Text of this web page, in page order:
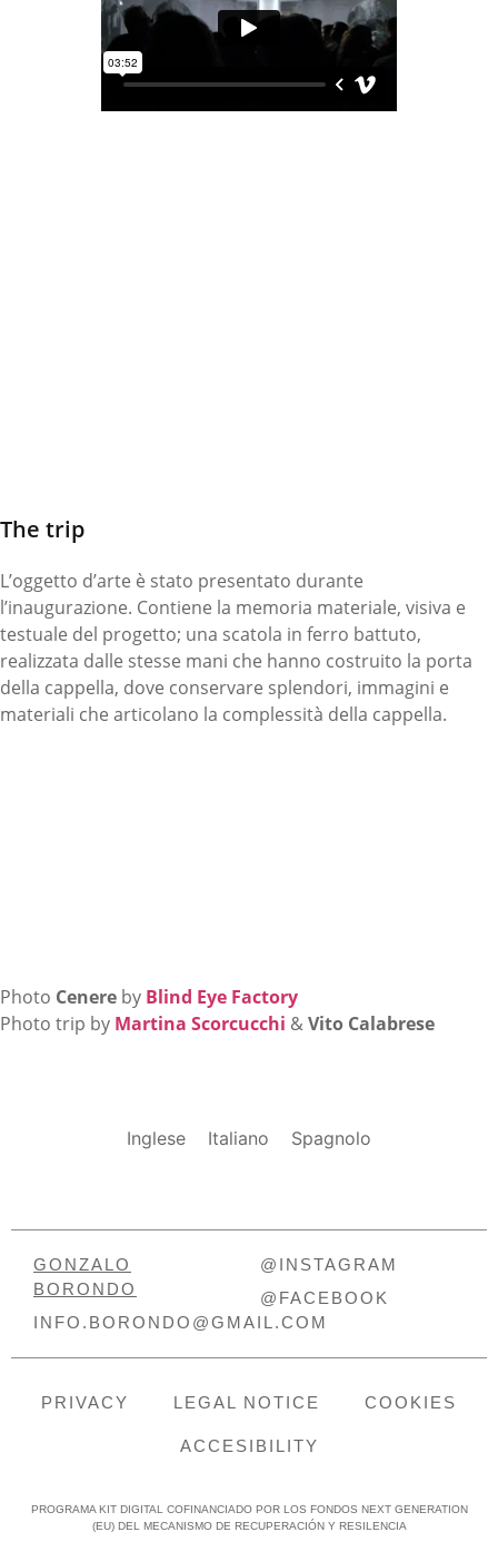
The trip
L’oggetto d’arte è stato presentato durante
l’inaugurazione. Contiene la memoria materiale, visiva e
testuale del progetto; una scatola in ferro battuto,
realizzata dalle stesse mani che hanno costruito la porta
della cappella, dove conservare splendori, immagini e
materiali che articolano la complessità della cappella.
Photo Cenere by Blind Eye Factory
Photo trip by Martina Scorcucchi &Vito Calabrese
Inglese Italiano Spagnolo
GONZALO
BORONDO
INFO.BORONDO@GMAIL.COM
@INSTAGRAM
@FACEBOOK
PRIVACY LEGAL NOTICE COOKIES
ACCESIBILITY
PROGRAMA KIT DIGITAL COFINANCIADO POR LOS FONDOS NEXT GENERATION
(EU) DEL MECANISMO DE RECUPERACIÓN Y RESILENCIA